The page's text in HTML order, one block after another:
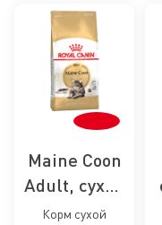
Maine Coon
Adult, сухой
корм для
Корм сухой